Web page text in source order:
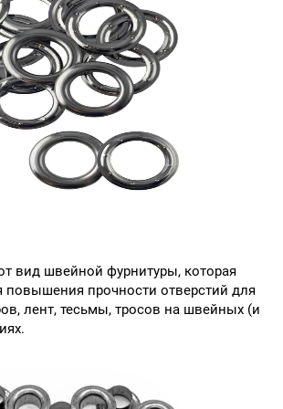
вид швейной фурнитуры, которая
повышения прочности отверстий для
лент, тесьмы, тросов на швейных (и